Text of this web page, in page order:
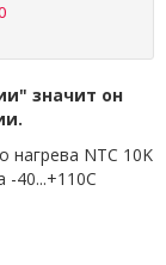
значит он